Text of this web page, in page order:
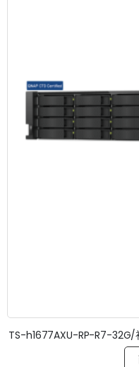
TS-h1677AXU-RP-R7-